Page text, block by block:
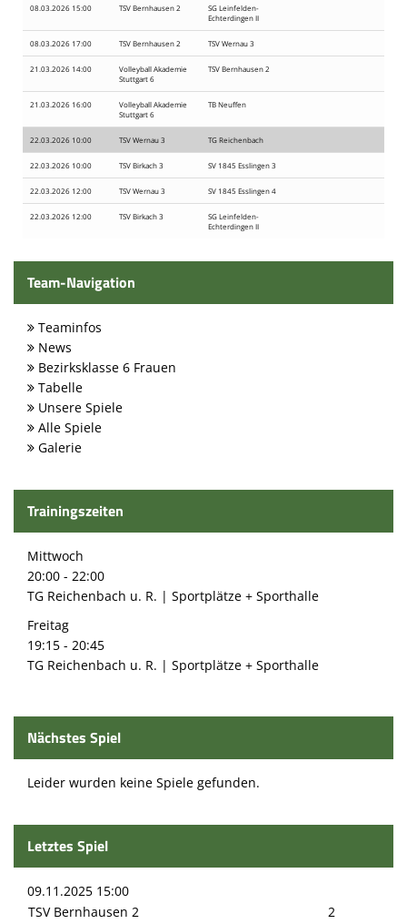
08.03.2026 15:00 TSV Bernhausen 2
SG Leinfelden-
Echterdingen II
08.03.2026 17:00 TSV Bernhausen 2 TSV Wernau 3
21.03.2026 14:00
Volleyball Akademie
Stuttgart 6
TSV Bernhausen 2
21.03.2026 16:00
Volleyball Akademie
Stuttgart 6
TB Neuffen
22.03.2026 10:00 TSV Wernau 3 TG Reichenbach
22.03.2026 10:00 TSV Birkach 3 SV 1845 Esslingen 3
22.03.2026 12:00 TSV Wernau 3 SV 1845 Esslingen 4
22.03.2026 12:00 TSV Birkach 3
SG Leinfelden-
Echterdingen II
Team-Navigation
Teaminfos
News
Bezirksklasse 6 Frauen
Tabelle
Unsere Spiele
Alle Spiele
Galerie
Trainingszeiten
Mittwoch
20:00 - 22:00
TG Reichenbach u. R. | Sportplätze + Sporthalle
Freitag
19:15 - 20:45
TG Reichenbach u. R. | Sportplätze + Sporthalle
Nächstes Spiel
Leider wurden keine Spiele gefunden.
Letztes Spiel
09.11.2025 15:00
TSV Bernhausen 2
2